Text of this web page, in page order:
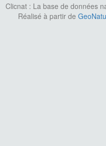
Clicnat : La base de données
Réalisé à partir de